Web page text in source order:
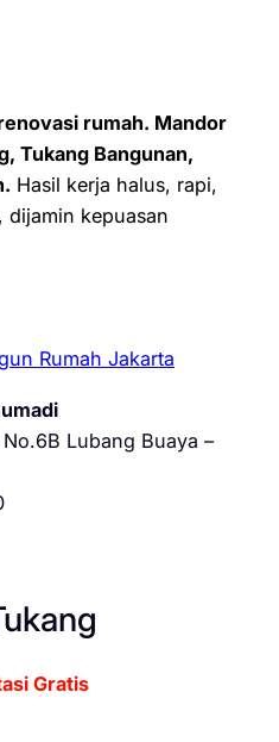
rumah. Mandor
Tukang Bangunan,
Hasil kerja halus, rapi,
dijamin kepuasan
Rumah Jakarta
Lubang Buaya –
Gratis